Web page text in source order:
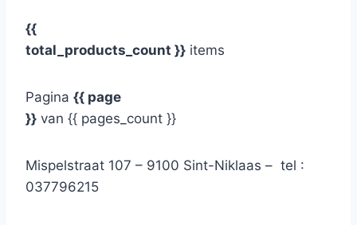
{{
total_products_count }} items
Pagina {{ page
}} van {{ pages_count }}
Mispelstraat 107 – 9100 Sint-Niklaas – tel :
037796215